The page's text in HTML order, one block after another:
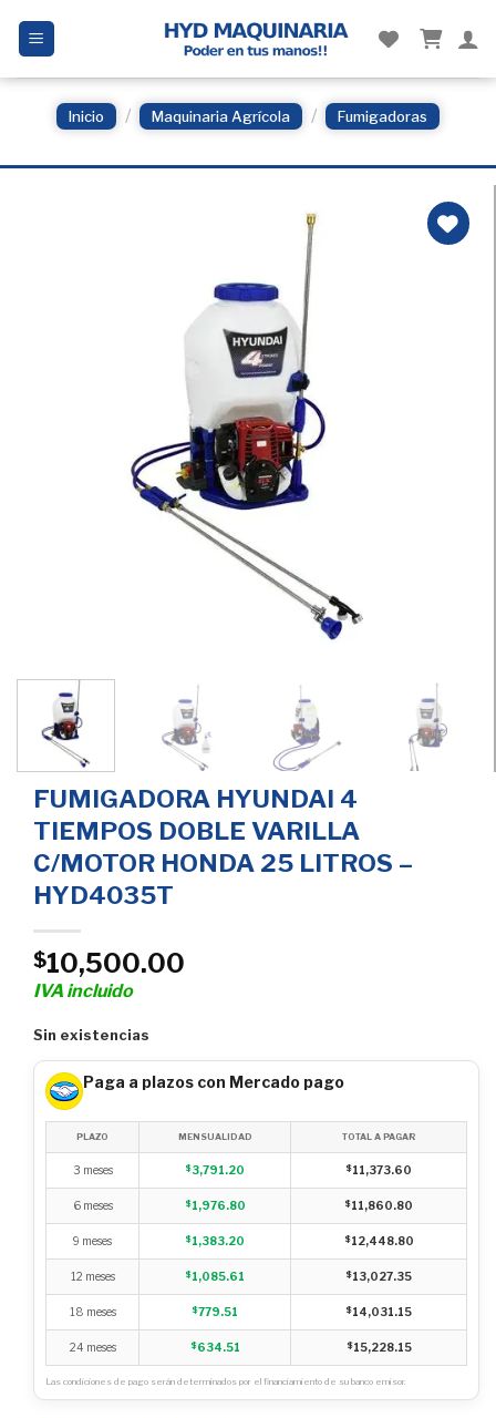
Inicio / Maquinaria Agrícola / Fumigadoras
FUMIGADORA HYUNDAI 4
TIEMPOS DOBLE VARILLA
C/MOTOR HONDA 25 LITROS –
HYD4035T
$10,500.00
IVA incluido
Sin existencias
Paga a plazos con Mercado pago
PLAZO MENSUALIDAD TOTAL A PAGAR
3 meses $3,791.20 $11,373.60
6 meses $1,976.80 $11,860.80
9 meses $1,383.20 $12,448.80
12 meses $1,085.61 $13,027.35
18 meses $779.51 $14,031.15
24 meses $634.51 $15,228.15
Las condiciones de pago serán determinados por el financiamiento de su banco emisor.